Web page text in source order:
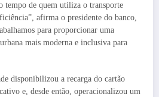
tempo de quem utiliza o transporte
afirma o presidente do banco,
para proporcionar uma
mais moderna e inclusiva para
disponibilizou a recarga do cartão
e, desde então, operacionalizou um